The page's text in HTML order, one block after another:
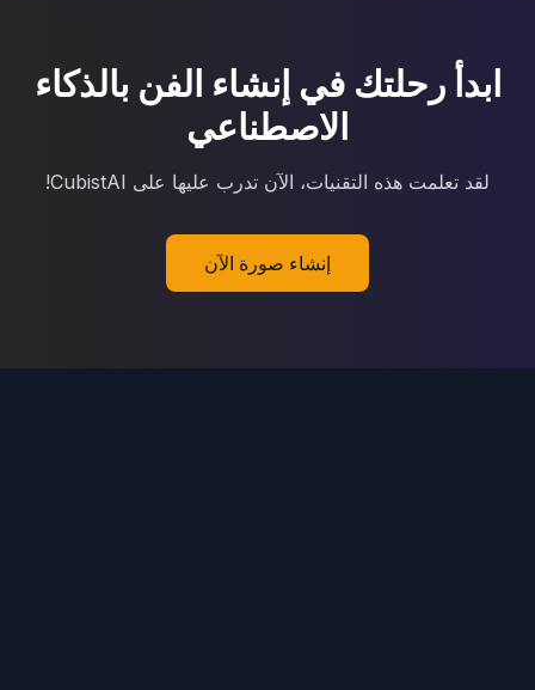
ابدأ رحلتك في إنشاء الفن بالذكاء
الاصطناعي
لقد تعلمت هذه التقنيات، الآن تدرب عليها على CubistAI!
إنشاء صورة الآن